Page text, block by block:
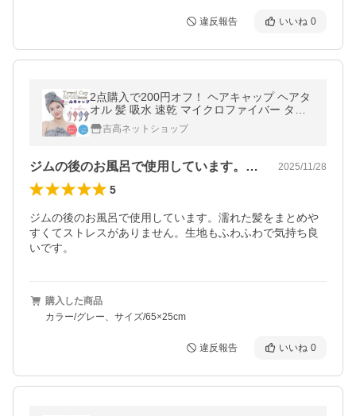
違反報告 いいね 0
2点購入で200円オフ！ ヘアキャップ ヘアタ
オル 髪 吸水 速乾 マイクロファイバー タオ
ルキャップ ヘアターバン ヘアドライタオル
大人用 水泳 お風呂上がり
吉高ネットショップ
ジムの後のお風呂で使用しています。濡れ… 2025/11/28
5
ジムの後のお風呂で使用しています。濡れた髪をまとめや
すくてストレスがありません。生地もふわふわで気持ち良
いです。
購入した商品
カラー/グレー、サイズ/65×25cm
違反報告 いいね 0